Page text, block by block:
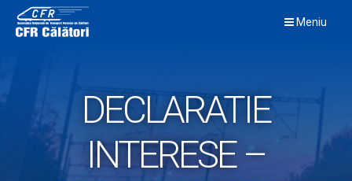
content
Meniu
DECLARATIE
INTERESE –